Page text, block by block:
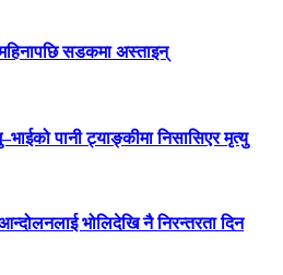
सडकमा अस्ताइन्
पानी ट्याङ्कीमा निसासिएर मृत्यु
भोलिदेखि नै निरन्तरता दिन